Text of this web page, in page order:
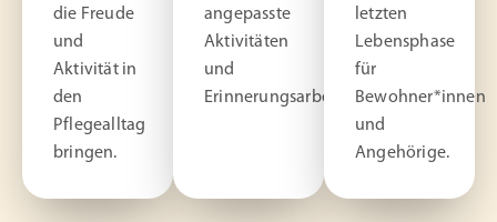
die Freude
und
Aktivität in
den
Pflegealltag
bringen.
angepasste
Aktivitäten
und
Erinnerungsarbeit.
letzten
Lebensphase
für
Bewohner*innen
und
Angehörige.